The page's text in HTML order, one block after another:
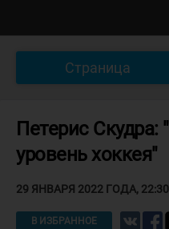
Страница
Петерис
уровень хоккея"
29 ЯНВАРЯ 2022 ГОДА, 22:30
В ИЗБРАННОЕ